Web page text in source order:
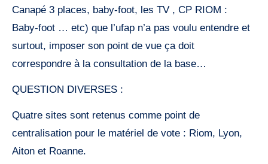
Canapé 3 places, baby-foot, les TV , CP RIOM :
Baby-foot … etc) que l’ufap n’a pas voulu entendre et
surtout, imposer son point de vue ça doit
correspondre à la consultation de la base…
QUESTION DIVERSES :
Quatre sites sont retenus comme point de
centralisation pour le matériel de vote : Riom, Lyon,
Aiton et Roanne.